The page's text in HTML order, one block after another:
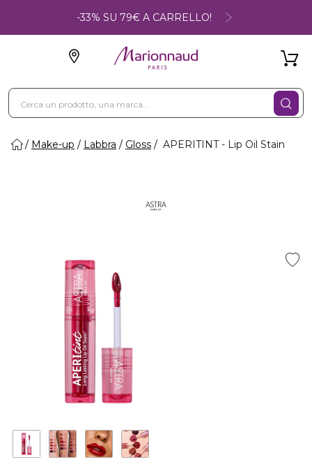
-33% SU 79€ A CARRELLO!
Make-up Labbra Gloss APERITINT - Lip Oil Stain